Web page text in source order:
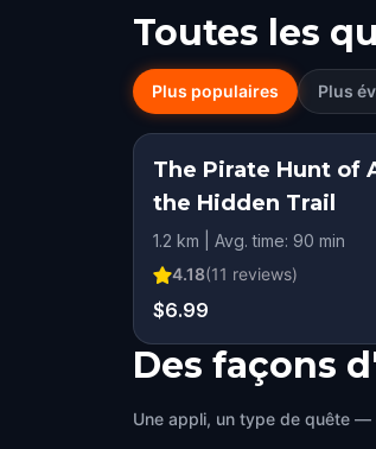
Toutes les
Plus populaires Plus
The Pirate Hunt of
the Hidden Trail
1.2 km | Avg. time: 90 min
4.18(11 reviews)
$6.99
Des façons
Une appli, un type de quête